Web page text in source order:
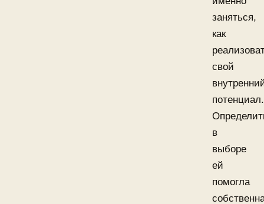
заняться,
как
свой
потенциал.
в
выборе
ей
помогла